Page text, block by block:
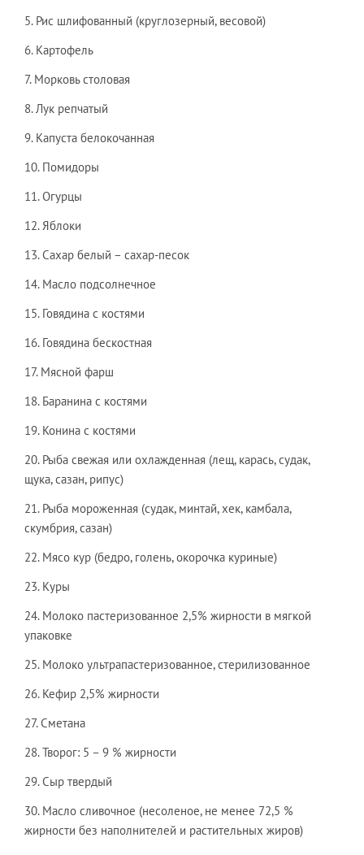
5. Рис шлифованный (круглозерный, весовой)
6. Картофель
7. Морковь столовая
8. Лук репчатый
9. Капуста белокочанная
10. Помидоры
11. Огурцы
12. Яблоки
13. Сахар белый – сахар-песок
14. Масло подсолнечное
15. Говядина с костями
16. Говядина бескостная
17. Мясной фарш
18. Баранина с костями
19. Конина с костями
20. Рыба свежая или охлажденная (лещ, карась, судак,
щука, сазан, рипус)
21. Рыба мороженная (судак, минтай, хек, камбала,
скумбрия, сазан)
22. Мясо кур (бедро, голень, окорочка куриные)
23. Куры
24. Молоко пастеризованное 2,5% жирности в мягкой
упаковке
25. Молоко ультрапастеризованное, стерилизованное
26. Кефир 2,5% жирности
27. Сметана
28. Творог: 5 – 9 % жирности
29. Сыр твердый
30. Масло сливочное (несоленое, не менее 72,5 %
жирности без наполнителей и растительных жиров)